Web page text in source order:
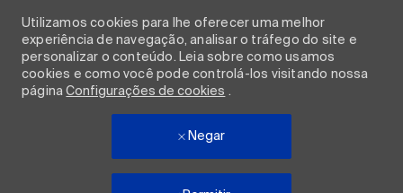
Utilizamos cookies para lhe oferecer uma melhor
experiência de navegação, analisar o tráfego do site e
personalizar o conteúdo. Leia sobre como usamos
cookies e como você pode controlá-los visitando nossa
páginaConfigurações de cookies .
Negar